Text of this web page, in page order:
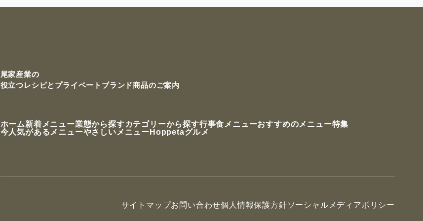
尾家産業の
役立つレシピと プライベートブランド商品のご案内
ホーム新着メニュー業態から探すカテゴリーから探す行事食メニューおすすめのメニュー特集
今人気があるメニューやさしいメニュー Hoppetaグルメ
サイトマップお問い合わせ個人情報保護方針ソーシャルメディアポリシー